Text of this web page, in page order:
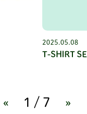
2025.05.08
T-SHIRT
« 1/7 »